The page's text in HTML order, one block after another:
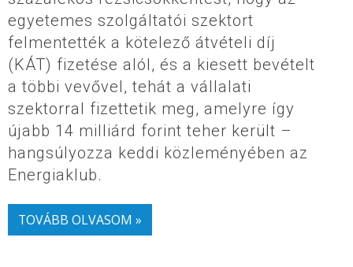
egyetemes szolgáltatói szektort
felmentették a kötelező átvételi díj
(KÁT) fizetése alól, és a kiesett bevételt
a többi vevővel, tehát a vállalati
szektorral fizettetik meg, amelyre így
újabb 14 milliárd forint teher került –
hangsúlyozza keddi közleményében az
Energiaklub.
TOVÁBB OLVASOM »